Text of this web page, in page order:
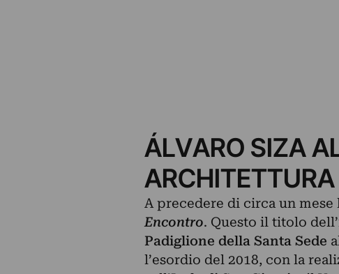
ÁLVARO SIZA
A precedere di circa un mese
Encontro. Questo il titolo
Padiglione della Santa Sede
l’esordio del 2018, con la